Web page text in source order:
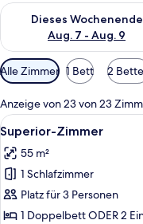
Dieses Wochenende
Aug. 7 - Aug. 9
Überprüfe die
Verfügbare
Filter
für
Zimmer
Alle Zimmer 1 Bett 2
Anzeige von 23 von 23
Alle
Fotos
für
Superior-
Zimmer
anzeigen
2
Superior-Zimmer
55 m²
1 Schlafzimmer
Platz für 3 Personen
1 Doppelbett ODER 2